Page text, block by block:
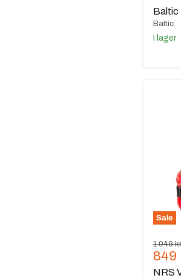
pris
Baltic
Baltic
I lager
Sale
1 049 kr
pris
849
NRS